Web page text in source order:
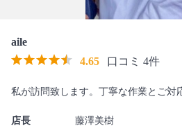
aile
4.65
口コミ 4件
私が訪問致します。丁寧な作業とご対
店長 藤澤美樹